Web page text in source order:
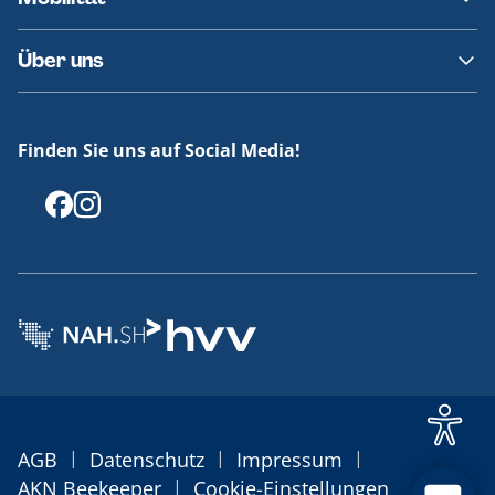
Fundsachen
Häufige Fragen
Barrierefreies Reisen
Erklärung Barrierefreiheit
Über uns
Offenlegungen
Finden Sie uns auf Social Media!
AGB | Datenschutz | Impressum |
AKN Beekeeper | Cookie-Einstellungen